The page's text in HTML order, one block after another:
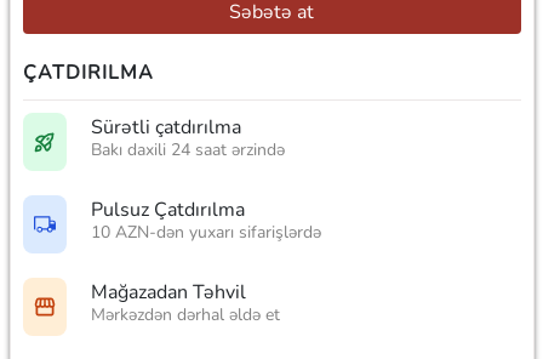
Səbətə at
ÇATDIRILMA
Sürətli çatdırılma
Bakı daxili 24 saat ərzində
Pulsuz Çatdırılma
10 AZN-dən yuxarı sifarişlərdə
Mağazadan Təhvil
Mərkəzdən dərhal əldə et